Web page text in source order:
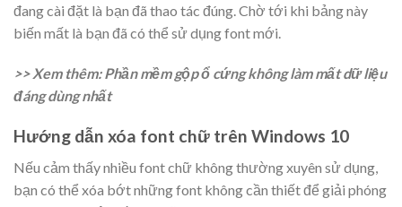
đang cài đặt là bạn đã thao tác đúng. Chờ tới khi bảng này
biến mất là bạn đã có thể sử dụng font mới.
>> Xem thêm: Phần mềm gộp ổ cứng không làm mất dữ liệu
đáng dùng nhất
Hướng dẫn xóa font chữ trên Windows 10
Nếu cảm thấy nhiều font chữ không thường xuyên sử dụng,
bạn có thể xóa bớt những font không cần thiết để giải phóng